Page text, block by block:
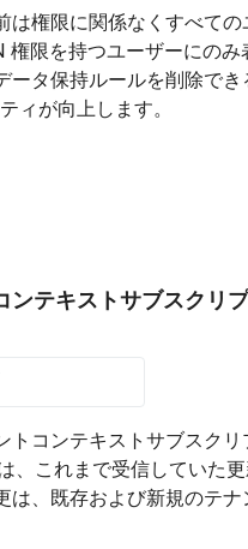
権限に関係なくすべて
限を持つユーザーにのみ
タ保持ルールを削除でき
ィが向上します。
テキストサブスクリ
コンテキストサブスクリ
、これまで受信していた
、既存および新規のテナ